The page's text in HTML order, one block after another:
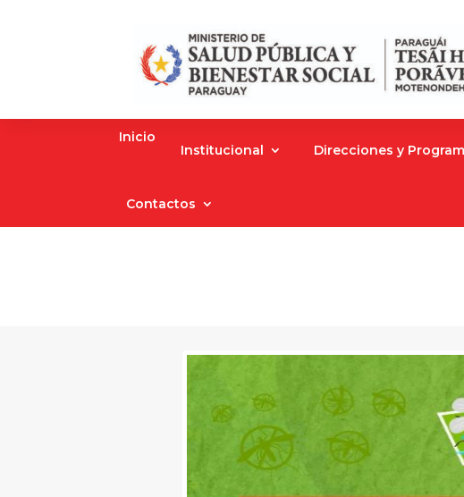
Inicio
Institucional
Direcciones y
Contactos